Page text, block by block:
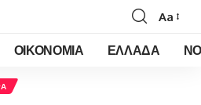
Font
Resizer
Aa
ΟΙΚΟΝΟΜΙΑ ΕΛΛΑΔΑ